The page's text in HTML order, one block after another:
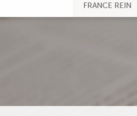
FRANCE REIN